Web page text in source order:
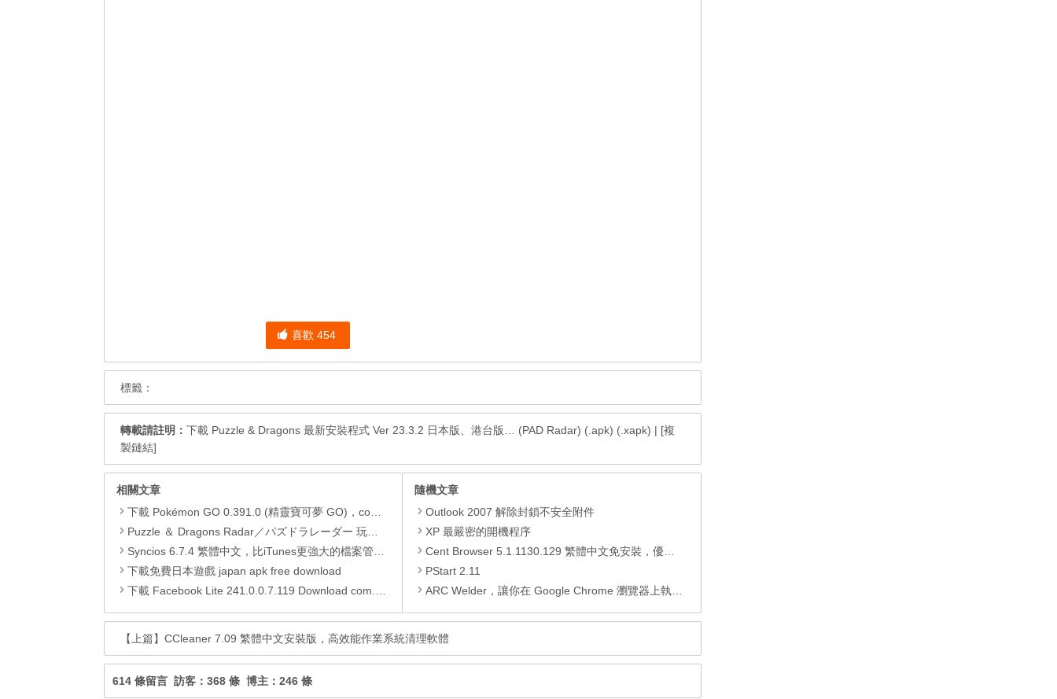
喜歡 454
標籤：
轉載請註明： 下載 Puzzle & Dragons 最新安裝程式 Ver 23.3.2 日本版、港台版… (PAD Radar) (.apk) (.xapk) | [複
製鏈結]
相關文章
下載 Pokémon GO 0.391.0 (精靈寶可夢 GO)，com.nianticlabs.pokemongo (.apk) (.xapk)
Puzzle ＆ Dragons Radar／パズドラレーダー 玩法及連動方法
Syncios 6.7.4 繁體中文，比iTunes更強大的檔案管理兼影片轉檔工具
下載免費日本遊戲 japan apk free download
下載 Facebook Lite 241.0.0.7.119 Download com.facebook.lite APK
隨機文章
Outlook 2007 解除封鎖不安全附件
XP 最嚴密的開機程序
Cent Browser 5.1.1130.129 繁體中文免安裝，優化Chromium瀏覽器，速度快更輕量
PStart 2.11
ARC Welder，讓你在 Google Chrome 瀏覽器上執行 Android APP
【上篇】 CCleaner 7.09 繁體中文安裝版，高效能作業系統清理軟體
614 條留言 訪客：368 條 博主：246 條